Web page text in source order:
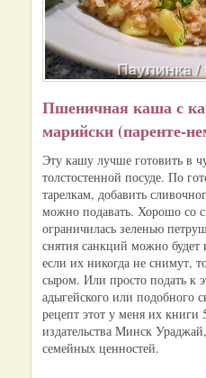
Пшеничная каша с
марийски (паренте-
Эту кашу лучше готовить в
толстостенной посуде. По
тарелкам, добавить
можно подавать. Хорошо со
ограничилась зеленью
снятия санкций можно
если их никогда не снимут,
сыром. Или просто подать к
адыгейского или подобного
рецепт этот у меня их книги
издательства Минск
семейных ценностей.